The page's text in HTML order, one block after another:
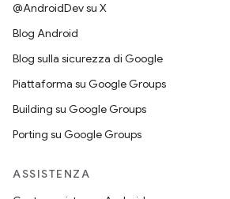
@AndroidDev su X
Blog Android
Blog sulla sicurezza di Google
Piattaforma su Google Groups
Building su Google Groups
Porting su Google Groups
ASSISTENZA